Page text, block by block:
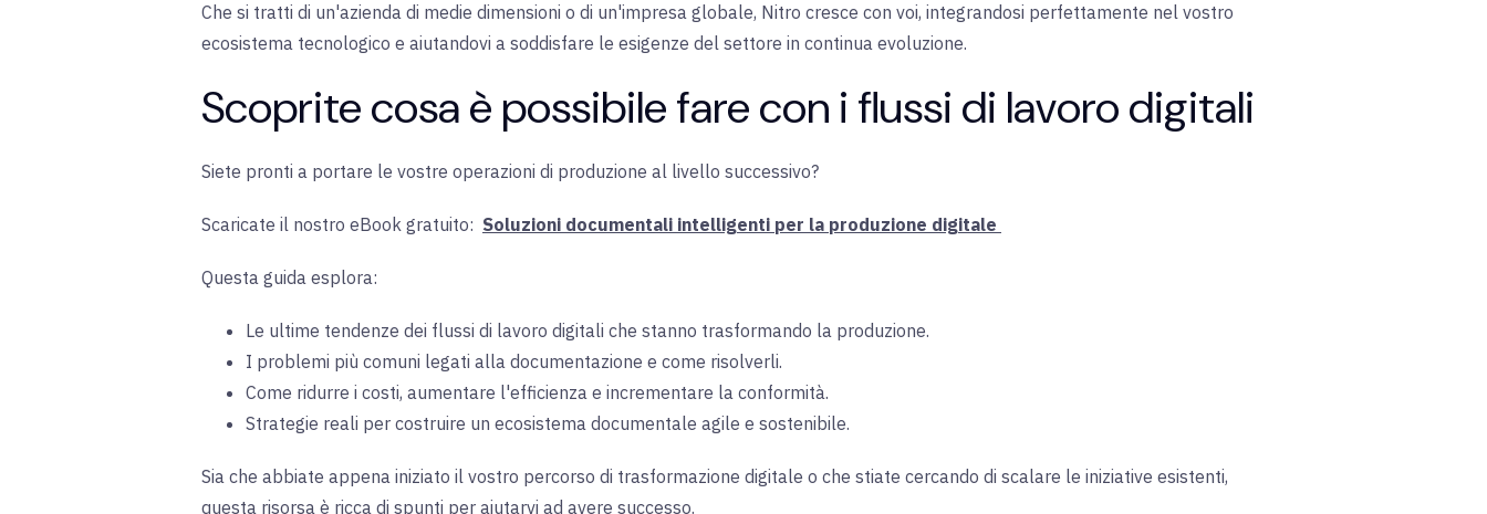
Che si tratti di un'azienda di medie dimensioni o di un'impresa globale, Nitro cresce con voi, integrandosi perfettamente nel vostro
ecosistema tecnologico e aiutandovi a soddisfare le esigenze del settore in continua evoluzione.
Scoprite cosa è possibile fare con i flussi di lavoro digitali
Siete pronti a portare le vostre operazioni di produzione al livello successivo?
Scaricate il nostro eBook gratuito: Soluzioni documentali intelligenti per la produzione digitale
Questa guida esplora:
Le ultime tendenze dei flussi di lavoro digitali che stanno trasformando la produzione.
I problemi più comuni legati alla documentazione e come risolverli.
Come ridurre i costi, aumentare l'efficienza e incrementare la conformità.
Strategie reali per costruire un ecosistema documentale agile e sostenibile.
Sia che abbiate appena iniziato il vostro percorso di trasformazione digitale o che stiate cercando di scalare le iniziative esistenti,
questa risorsa è ricca di spunti per aiutarvi ad avere successo.